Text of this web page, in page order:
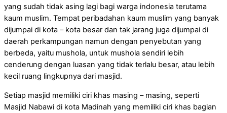
yang sudah tidak asing lagi bagi warga indonesia terutama
kaum muslim. Tempat peribadahan kaum muslim yang banyak
dijumpai di kota – kota besar dan tak jarang juga dijumpai di
daerah perkampungan namun dengan penyebutan yang
berbeda, yaitu mushola, untuk mushola sendiri lebih
cenderung dengan luasan yang tidak terlalu besar, atau lebih
kecil ruang lingkupnya dari masjid.
Setiap masjid memiliki ciri khas masing – masing, seperti
Masjid Nabawi di kota Madinah yang memiliki ciri khas bagian